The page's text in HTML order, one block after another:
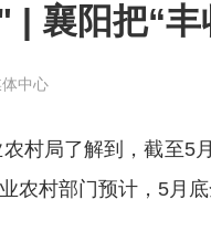
| 襄阳把“
中心
村局了解到，截至5
农村部门预计，5月底